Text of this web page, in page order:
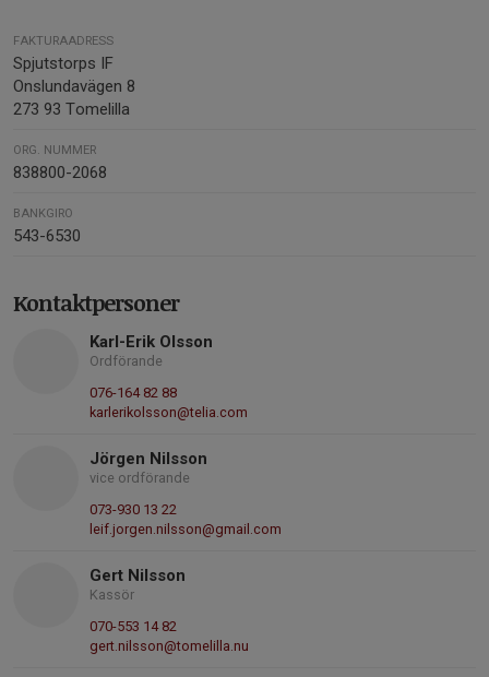
FAKTURAADRESS
Spjutstorps IF
Onslundavägen 8
273 93 Tomelilla
ORG. NUMMER
838800-2068
BANKGIRO
543-6530
Kontaktpersoner
Karl-Erik Olsson
Ordförande
076-164 82 88
karlerikolsson@telia.com
Jörgen Nilsson
vice ordförande
073-930 13 22
leif.jorgen.nilsson@gmail.com
Gert Nilsson
Kassör
070-553 14 82
gert.nilsson@tomelilla.nu